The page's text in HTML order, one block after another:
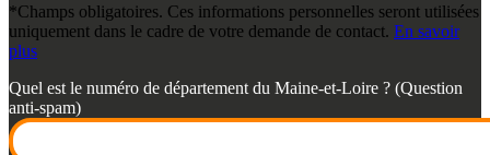
*Champs obligatoires. Ces informations personnelles seront utilisées
uniquement dans le cadre de votre demande de contact. En savoir
plus
Quel est le numéro de département du Maine-et-Loire ? (Question
anti-spam)